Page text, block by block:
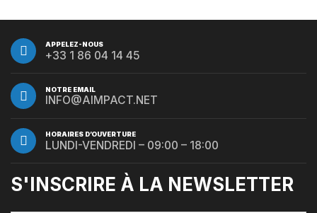
APPELEZ-NOUS
+33 1 86 04 14 45
NOTRE EMAIL
INFO@AIMPACT.NET
HORAIRES D’OUVERTURE
LUNDI-VENDREDI – 09:00 – 18:00
S'INSCRIRE À LA NEWSLETTER